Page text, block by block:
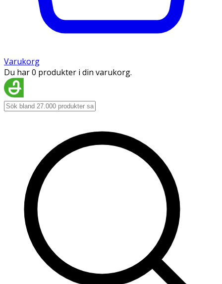
Varukorg
Du har 0 produkter i din varukorg.